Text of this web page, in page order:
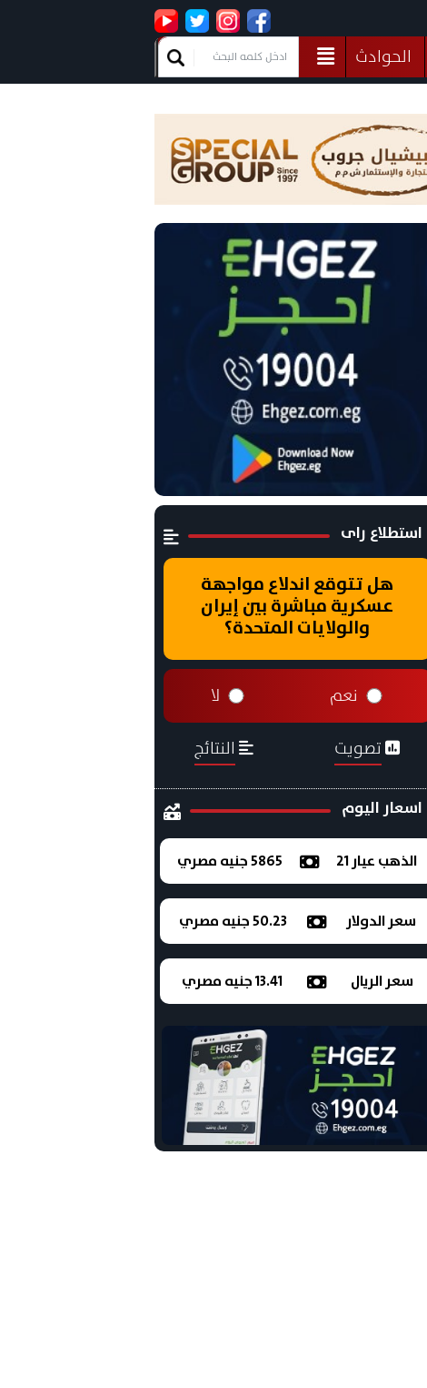
الحوادث
استطلاع راى
هل تتوقع اندلاع مواجهة
عسكرية مباشرة بين إيران
والولايات المتحدة؟
نعم لا
تصويت النتائج
اسعار اليوم
الذهب عيار 21 5865 جنيه مصري
سعر الدولار 50.23 جنيه مصري
سعر الريال 13.41 جنيه مصري